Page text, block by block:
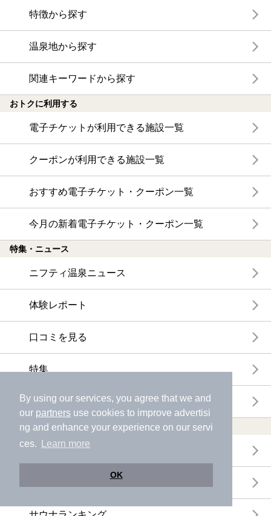
By using our services, you agree that we and
our partners use cookies to improve advertisi
ng and enhance your experience on our servi
ces.
Learn more
OK
特徴から探す
温泉地から探す
関連キーワードから探す
おトクに利用する
電子チケットが利用できる施設一覧
クーポンが利用できる施設一覧
おすすめ電子チケット・クーポン一覧
今月の新着電子チケット・クーポン一覧
特集・ニュース
ニフティ温泉ニュース
体験レポート
口コミを見る
特集
ニフティ温泉からのお知らせ
温浴施設ランキング
年間温泉ランキング
月間温泉ランキング